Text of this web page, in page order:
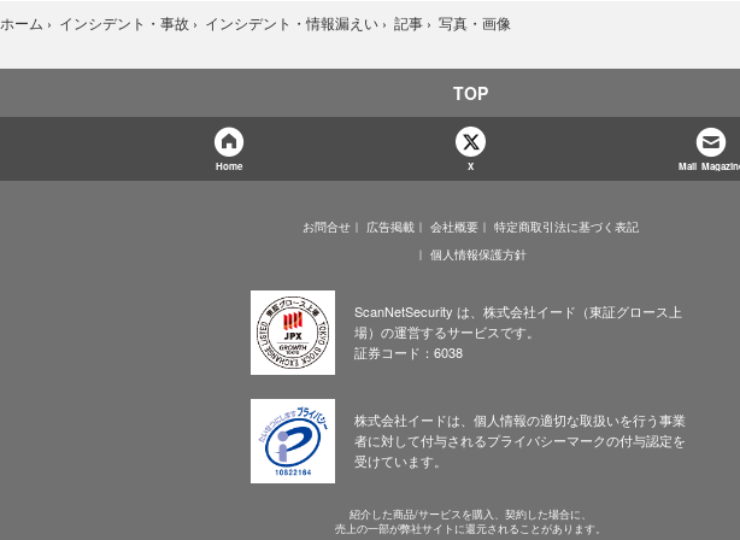
ホーム › インシデント・事故 › インシデント・情報漏えい › 記事 › 写真・画像
TOP
Home X Mail
お問合せ 広告掲載 会社概要
特定商取引法に基づく表記
個人情報保護方針
ScanNetSecurity は、株式会社イード（東証グロース上
場）の運営するサービスです。
証券コード：6038
株式会社イードは、個人情報の適切な取扱いを行う事業
者に対して付与されるプライバシーマークの付与認定を
受けています。
紹介した商品/サービスを購入、契約した場合に、
売上の一部が弊社サイトに還元されることがあります。